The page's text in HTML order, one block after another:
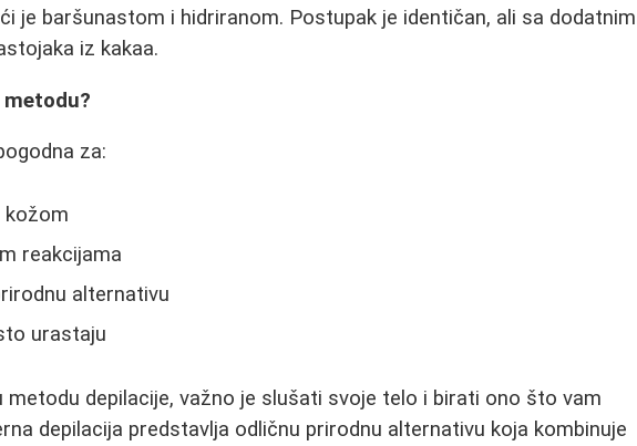
je baršunastom i hidriranom. Postupak je identičan, ali sa dodatnim
iz kakaa.
za:
kožom
reakcijama
alternativu
urastaju
metodu depilacije, važno je slušati svoje telo i birati ono što vam
depilacija predstavlja odličnu prirodnu alternativu koja kombinuje